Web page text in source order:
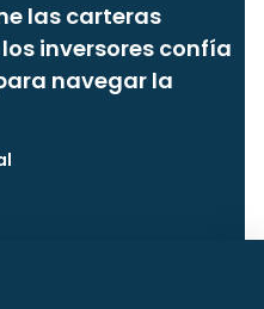
las carteras
inversores confía
navegar la